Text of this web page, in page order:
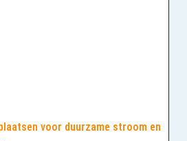
voor duurzame stroom en